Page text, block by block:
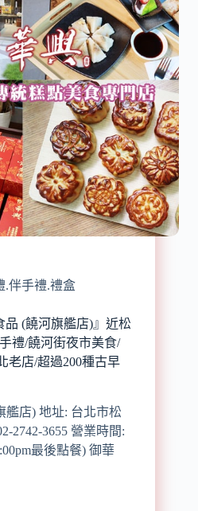
.伴手禮.禮盒
品 (饒河旗艦店)』近松
禮/饒河街夜市美食/
老店/超過200種古早
艦店) 地址: 台北市松
2742-3655 營業時間:
最後點餐) 御華